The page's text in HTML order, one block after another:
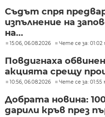
Съдът спря
изпълнение на
на...
15:06, 06.08.2026 Чете се за: 01:02
Повдигнаха
акцията срещу
10:56, 06.08.2026 Чете се за: 01:55
Добрата новина:
дарили кръв през